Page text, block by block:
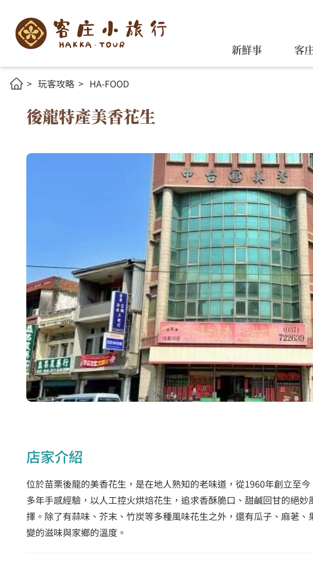
新鮮事 客
玩客攻略 HA-FOOD
後龍特產美香花生
店家介紹
位於苗栗後龍的美香花生，是在地人熟知的老味道，從1960年創立至
多年手感經驗，以人工控火烘焙花生，追求香酥脆口、甜鹹回甘的絕
擇。除了有蒜味、芥末、竹炭等多種風味花生之外，還有瓜子、麻荖
變的滋味與家鄉的溫度。